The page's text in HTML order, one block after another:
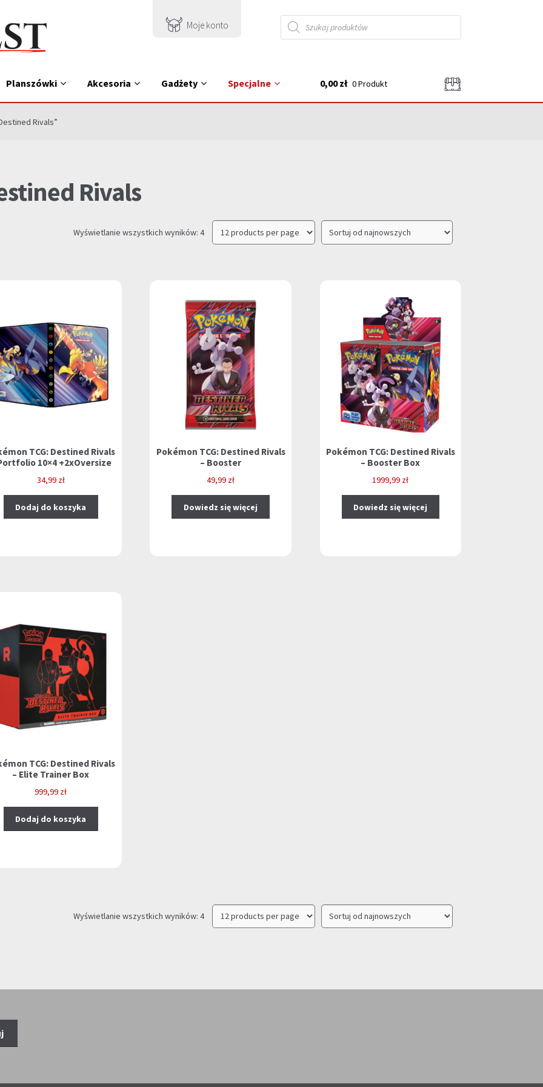
Moje konto
Wyszukiwarka
produktów
Planszówki Akcesoria Gadżety Specjalne 0,00 zł 0 Produkt
Rivals”
Rivals
Wyświetlanie wszystkich wyników: 4Posortowane
według
TCG: Destined Rivals
10×4 +2xOversize
34,99 zł
Dodaj do koszyka
Pokémon TCG: Destined Rivals
– Booster
49,99 zł
Dowiedz się więcej
Pokémon TCG: Destined Rivals
– Booster Box
1999,99 zł
Dowiedz się więcej
TCG: Destined Rivals
– Elite Trainer Box
999,99 zł
Dodaj do koszyka
Wyświetlanie wszystkich wyników: 4Posortowane
według